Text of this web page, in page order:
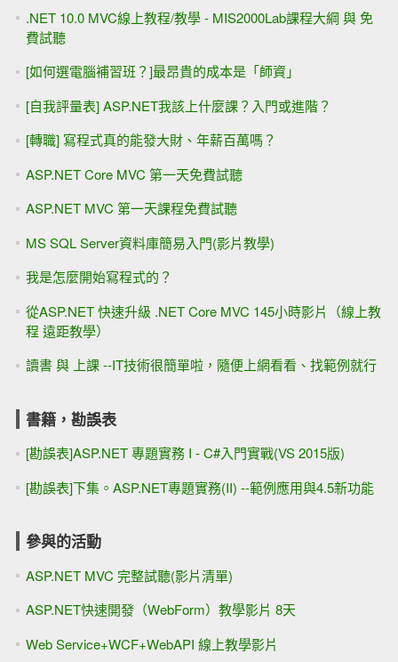
.NET 10.0 MVC線上教程/教學 - MIS2000Lab課程大綱 與 免
費試聽
[如何選電腦補習班？]最昂貴的成本是「師資」
[自我評量表] ASP.NET我該上什麼課？入門或進階？
[轉職] 寫程式真的能發大財、年薪百萬嗎？
ASP.NET Core MVC 第一天免費試聽
ASP.NET MVC 第一天課程免費試聽
MS SQL Server資料庫簡易入門(影片教學)
我是怎麼開始寫程式的？
從ASP.NET 快速升級 .NET Core MVC 145小時影片（線上教
程 遠距教學）
讀書 與 上課 --IT技術很簡單啦，隨便上網看看、找範例就行
書籍，勘誤表
[勘誤表]ASP.NET 專題實務 I - C#入門實戰(VS 2015版)
[勘誤表]下集。ASP.NET專題實務(II) --範例應用與4.5新功能
參與的活動
ASP.NET MVC 完整試聽(影片清單)
ASP.NET快速開發（WebForm）教學影片 8天
Web Service+WCF+WebAPI 線上教學影片